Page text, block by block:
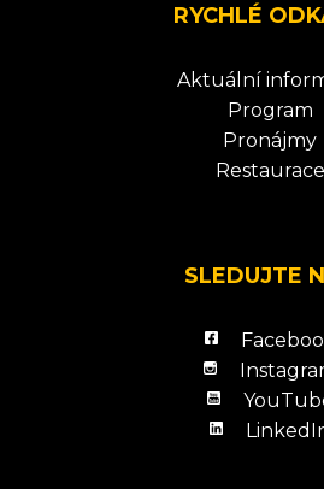
RYCHLÉ
Aktuální
Program
Pronájmy
Restaurace
SLEDUJTE